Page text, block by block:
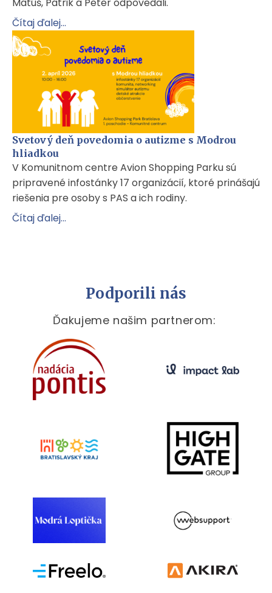
Matúš, Patrik a Peter odpovedali.
Čítaj ďalej...
Svetový deň povedomia o autizme s Modrou
hliadkou
V Komunitnom centre Avion Shopping Parku sú
pripravené infostánky 17 organizácií, ktoré prinášajú
riešenia pre osoby s PAS a ich rodiny.
Čítaj ďalej...
Podporili nás
Ďakujeme našim partnerom: